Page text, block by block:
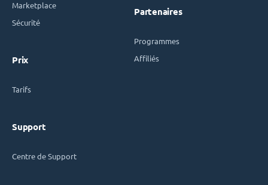
Marketplace
Sécurité
Prix
Tarifs
Support
Centre de Support
Partenaires
Programmes
Affiliés